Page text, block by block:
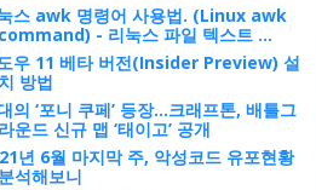
스 awk 명령어 사용법. (Linux awk
command) - 리눅스 파일 텍스트 ...
우 11 베타 버전(Insider Preview) 설
방법
의 ‘포니 쿠페’ 등장...크래프톤, 배틀그
라운드 신규 맵 ‘태이고’ 공개
년 6월 마지막 주, 악성코드 유포현황
분석해보니